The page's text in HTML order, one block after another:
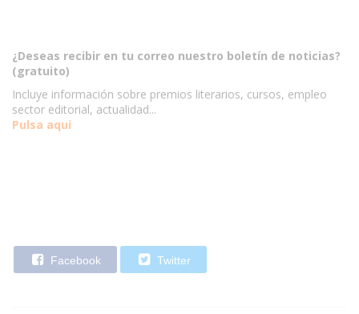
¿Deseas recibir en tu correo nuestro boletín de noticias?
(gratuito)
Incluye información sobre premios literarios, cursos, empleo
sector editorial, actualidad...
Pulsa aqui
Facebook Twitter